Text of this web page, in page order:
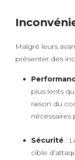
Malgré leurs
présenter des
plus lents
raison du
Sécurité :
cible